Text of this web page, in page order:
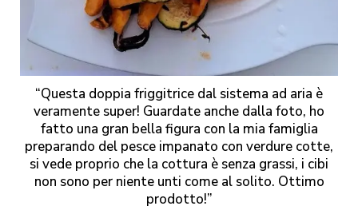
“Questa doppia friggitrice dal sistema ad aria è
veramente super! Guardate anche dalla foto, ho
fatto una gran bella figura con la mia famiglia
preparando del pesce impanato con verdure cotte,
si vede proprio che la cottura è senza grassi, i cibi
non sono per niente unti come al solito. Ottimo
prodotto!”